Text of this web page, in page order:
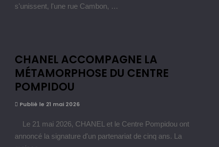
s'unissent, l'une rue Cambon, …
CHANEL ACCOMPAGNE LA
MÉTAMORPHOSE DU CENTRE
POMPIDOU
Publié le 21 mai 2026
Le 21 mai 2026, CHANEL et le Centre Pompidou ont
annoncé la signature d'un partenariat de cinq ans. La